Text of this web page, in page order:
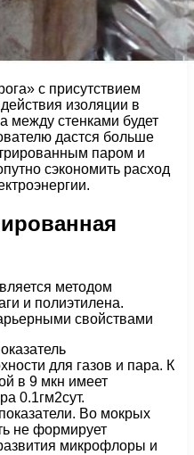
с присутствием
изоляции в
между стенками будет
дастся больше
паром и
сэкономить расход
методом
и полиэтилена.
свойствами
для газов и пара. К
в 9 мкн имеет
0.1гм2сут.
Во мокрых
не формирует
микрофлоры и